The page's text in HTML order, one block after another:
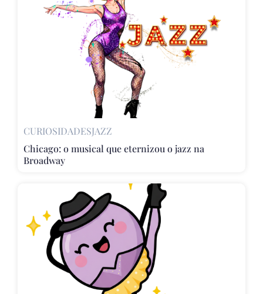
CURIOSIDADESJAZZ
Chicago: o musical que eternizou o jazz na
Broadway